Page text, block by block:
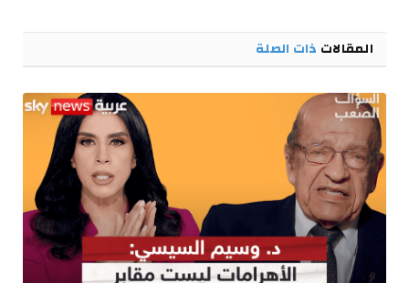
المقالات ذات الصلة